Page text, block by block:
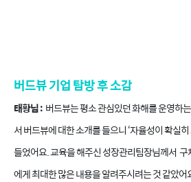
버드뷰 기업 탐방 후 소감
태황님 : 버드뷰는 평소 관심있던 화해를 운영하
서 버드뷰에 대한 소개를 들으니 ‘자율성이 확실
들었어요. 교육을 해주신 성장관리팀장님께서
에게 최대한 많은 내용을 알려주시려는 것 같았어